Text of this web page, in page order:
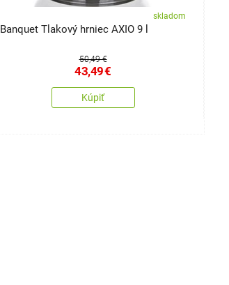
skladom
Banquet Tlakový hrniec AXIO 9 l
50,49 €
43,49€
Kúpiť